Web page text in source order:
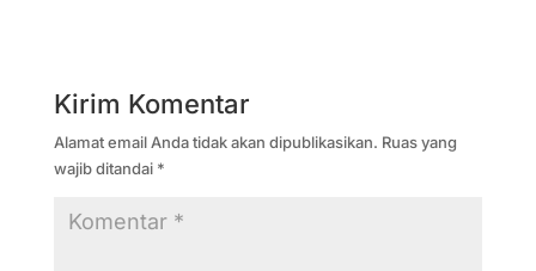
Kirim Komentar
Alamat email Anda tidak akan dipublikasikan. Ruas yang
wajib ditandai *